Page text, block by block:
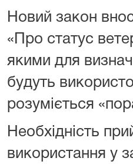
Новий закон
«Про статус
якими для
будуть
розуміється
Необхідність
використання у